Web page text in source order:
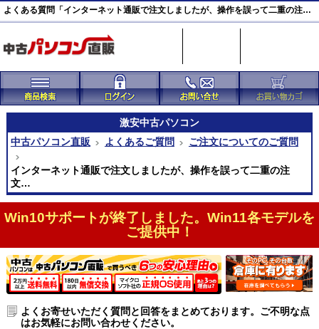
よくある質問「インターネット通販で注文しましたが、操作を誤って二重の注文になってしまいました。どうしたらいいですか？」｜中古パソコン直販
激安中古パソコン
中古パソコン直販
よくあるご質問 ご注文についてのご質問
インターネット通販で注文しましたが、操作を誤って二重の注
文…
Win10サポートが終了しました。Win11各モデルを
ご提供中！
よくお寄せいただく質問と回答をまとめております。ご不明な点
はお気軽にお問い合わせください。